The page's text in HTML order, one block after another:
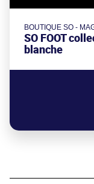
BOUTIQUE SO -
SO FOOT
blanche